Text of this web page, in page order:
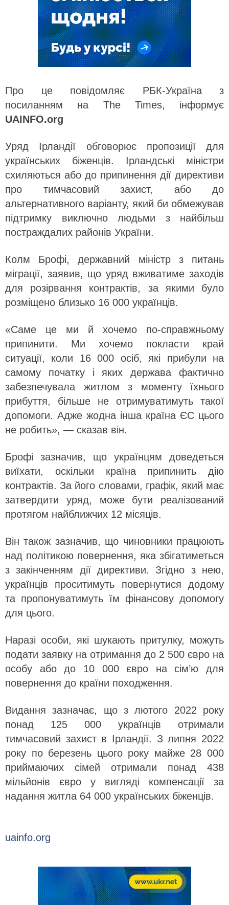
Про це повідомляє РБК-Україна з
посиланням на The Times, інформує
UAINFO.org
Уряд Ірландії обговорює пропозиції для
українських біженців. Ірландські міністри
схиляються або до припинення дії директиви
про тимчасовий захист, або до
альтернативного варіанту, який би обмежував
підтримку виключно людьми з найбільш
постраждалих районів України.
Колм Брофі, державний міністр з питань
міграції, заявив, що уряд вживатиме заходів
для розірвання контрактів, за якими було
розміщено близько 16 000 українців.
«Саме це ми й хочемо по-справжньому
припинити. Ми хочемо покласти край
ситуації, коли 16 000 осіб, які прибули на
самому початку і яких держава фактично
забезпечувала житлом з моменту їхнього
прибуття, більше не отримуватимуть такої
допомоги. Адже жодна інша країна ЄС цього
не робить», — сказав він.
Брофі зазначив, що українцям доведеться
виїхати, оскільки країна припинить дію
контрактів. За його словами, графік, який має
затвердити уряд, може бути реалізований
протягом найближчих 12 місяців.
Він також зазначив, що чиновники працюють
над політикою повернення, яка збігатиметься
з закінченням дії директиви. Згідно з нею,
українців проситимуть повернутися додому
та пропонуватимуть їм фінансову допомогу
для цього.
Наразі особи, які шукають притулку, можуть
подати заявку на отримання до 2 500 євро на
особу або до 10 000 євро на сім’ю для
повернення до країни походження.
Видання зазначає, що з лютого 2022 року
понад 125 000 українців отримали
тимчасовий захист в Ірландії. З липня 2022
року по березень цього року майже 28 000
приймаючих сімей отримали понад 438
мільйонів євро у вигляді компенсації за
надання житла 64 000 українських біженців.
uainfo.org